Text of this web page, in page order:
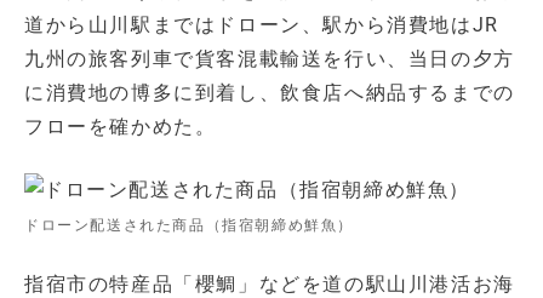
道から山川駅まではドローン、駅から消費地はJR
九州の旅客列車で貨客混載輸送を行い、当日の夕方
に消費地の博多に到着し、飲食店へ納品するまでの
フローを確かめた。
ドローン配送された商品（指宿朝締め鮮魚）
指宿市の特産品「櫻鯛」などを道の駅山川港活お海